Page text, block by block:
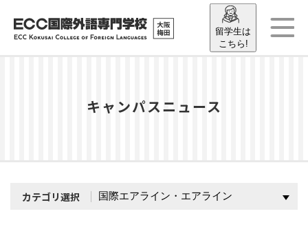
留学生は
こちら!
キャンパスニュース
カテゴリ選択